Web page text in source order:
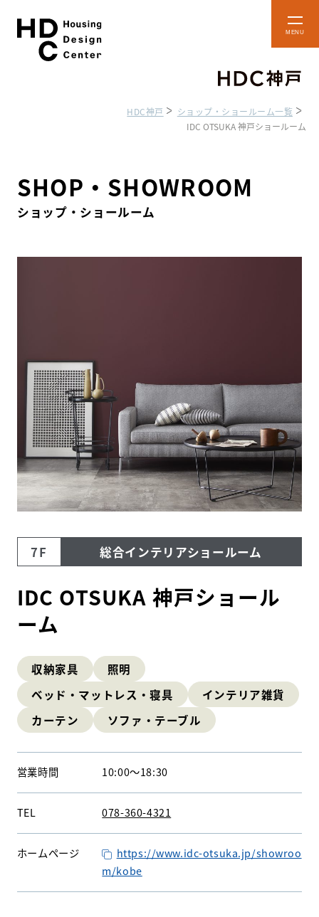
メ
を
閉
本
文
HDC 大阪
ウェルビーみのお
WEBアンケート お問い合わせ
インフォーメーション
ショールームニュース
予約・確認
住まいの
相談サービス
住まいのコラム
HDC BOX
貸し施設のご案内
HDC神戸
ショップ・ショールーム一覧
IDC OTSUKA 神戸ショールーム
SHOP・SHOWROOM
ショップ・ショールーム
7F 総合インテリアショールーム
IDC OTSUKA 神戸ショール
ーム
収納家具
照明
ベッド・マットレス・寝具
インテリア雑貨
カーテン
ソファ・テーブル
営業時間 10:00〜18:30
TEL 078-360-4321
ホームページ
https://www.idc-otsuka.jp/showroo
m/kobe